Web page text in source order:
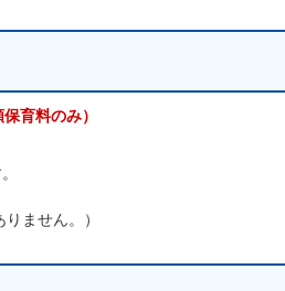
育料のみ）
ません。）